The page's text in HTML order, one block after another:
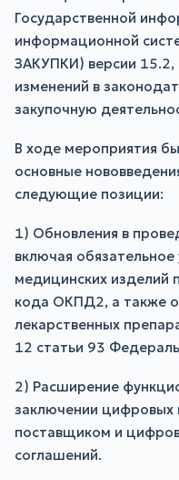
Государственной
информационной
ЗАКУПКИ) версии
изменений в
закупочную
В ходе мероприятия
основные
следующие позиции:
1) Обновления в
включая обязательное
медицинских изделий
кода ОКПД2, а также
лекарственных
12 статьи 93
2) Расширение
заключении цифровых
поставщиком и
соглашений.